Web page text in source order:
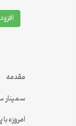
مقدمه
سمینار